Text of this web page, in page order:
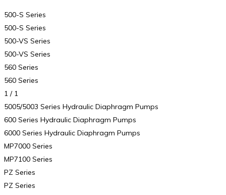
500-S Series
500-S Series
500-VS Series
500-VS Series
560 Series
560 Series
1 / 1
5005/5003 Series Hydraulic Diaphragm Pumps
600 Series Hydraulic Diaphragm Pumps
6000 Series Hydraulic Diaphragm Pumps
MP7000 Series
MP7100 Series
PZ Series
PZ Series